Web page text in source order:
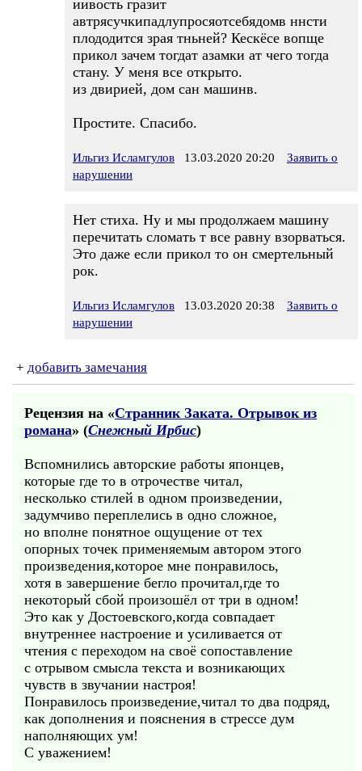
иивость гразит
автрясучкипадлупросяотсебядомв ннсти
плододится зрая тньней? Кескёсе вопще
прикол зачем тогдат азамки ат чего тогда
стану. У меня все открыто.
из двирией, дом сан машинв.
Простите. Спасибо.
Ильгиз Исламгулов 13.03.2020 20:20
Заявить о
нарушении
Нет стиха. Ну и мы продолжаем машину
перечитать сломать т все равну взорваться.
Это даже если прикол то он смертельный
рок.
Ильгиз Исламгулов 13.03.2020 20:38
Заявить о
нарушении
+ добавить замечания
Рецензия на «Странник Заката. Отрывок из
романа» (Снежный Ирбис)
Вспомнились авторские работы японцев,
которые где то в отрочестве читал,
несколько стилей в одном произведении,
задумчиво переплелись в одно сложное,
но вполне понятное ощущение от тех
опорных точек применяемым автором этого
произведения,которое мне понравилось,
хотя в завершение бегло прочитал,где то
некоторый сбой произошёл от три в одном!
Это как у Достоевского,когда совпадает
внутреннее настроение и усиливается от
чтения с переходом на своё сопоставление
с отрывом смысла текста и возникающих
чувств в звучании настроя!
Понравилось произведение,читал то два подряд,
как дополнения и пояснения в стрессе дум
наполняющих ум!
С уважением!